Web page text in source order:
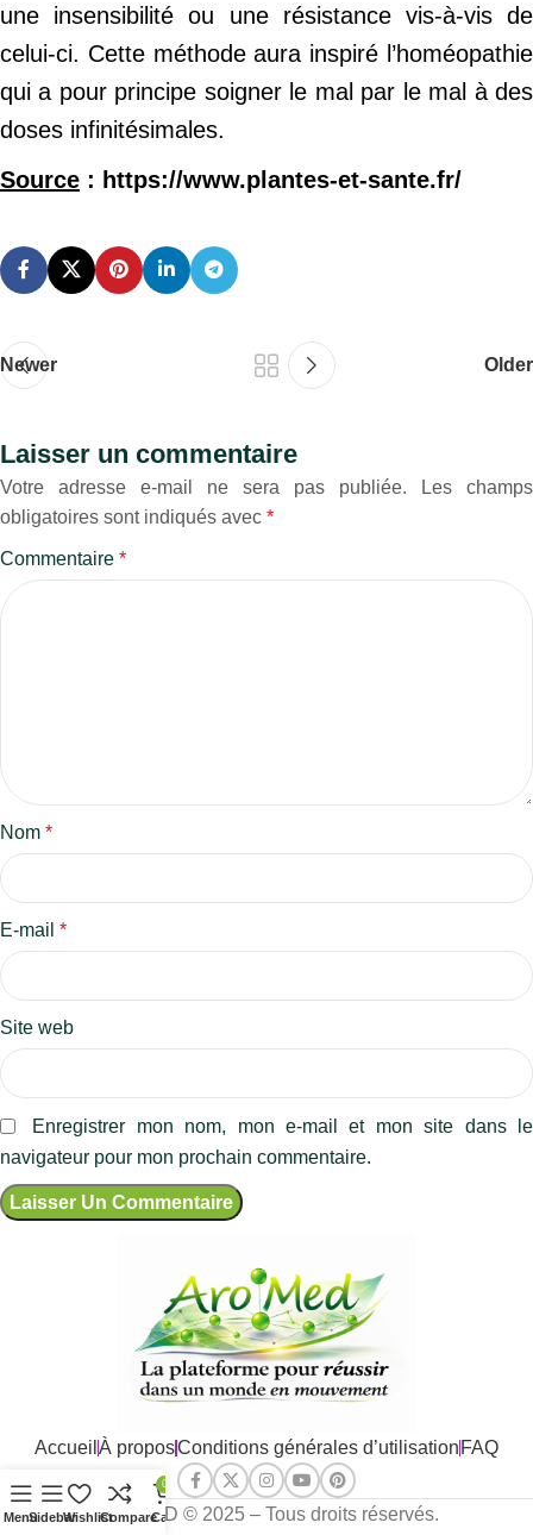
une insensibilité ou une résistance vis-à-vis de
celui-ci. Cette méthode aura inspiré l’homéopathie
qui a pour principe soigner le mal par le mal à des
doses infinitésimales.
Source : https://www.plantes-et-sante.fr/
Newer Older
Laisser un commentaire
Votre adresse e-mail ne sera pas publiée.
Les champs
obligatoires sont indiqués avec *
Commentaire *
Nom *
E-mail *
Site web
Enregistrer mon nom, mon e-mail et mon site dans le
navigateur pour mon prochain commentaire.
Accueil À proposConditions générales d’utilisation FAQ
AROMED © 2025 – Tous droits réservés.
MenuSidebarWishlistCompare
0
Cart